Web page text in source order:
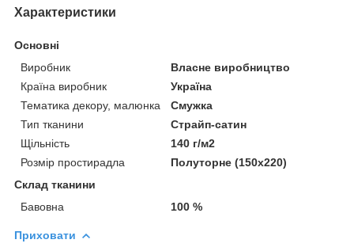
Характеристики
Основні
Виробник
Власне виробництво
Країна виробник
Україна
Тематика декору, малюнка
Смужка
Тип тканини
Страйп-сатин
Щільність
140 г/м2
Розмір простирадла
Полуторне (150х220)
Склад тканини
Бавовна
100 %
Приховати